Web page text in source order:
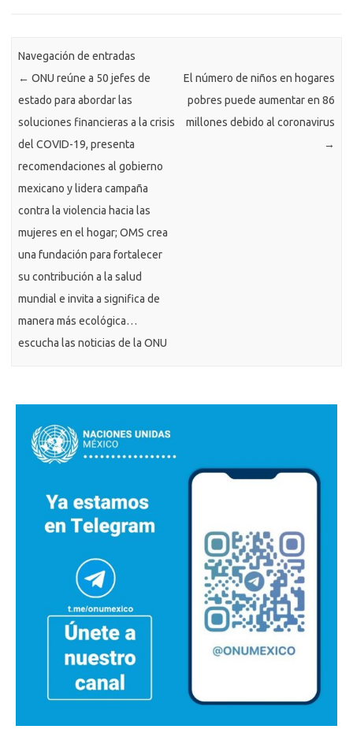
Navegación de entradas
← ONU reúne a 50 jefes de
estado para abordar las
soluciones financieras a la crisis
del COVID-19, presenta
recomendaciones al gobierno
mexicano y lidera campaña
contra la violencia hacia las
mujeres en el hogar; OMS crea
una fundación para fortalecer
su contribución a la salud
mundial e invita a significa de
manera más ecológica…
escucha las noticias de la ONU
El número de niños en hogares
pobres puede aumentar en 86
millones debido al coronavirus
→